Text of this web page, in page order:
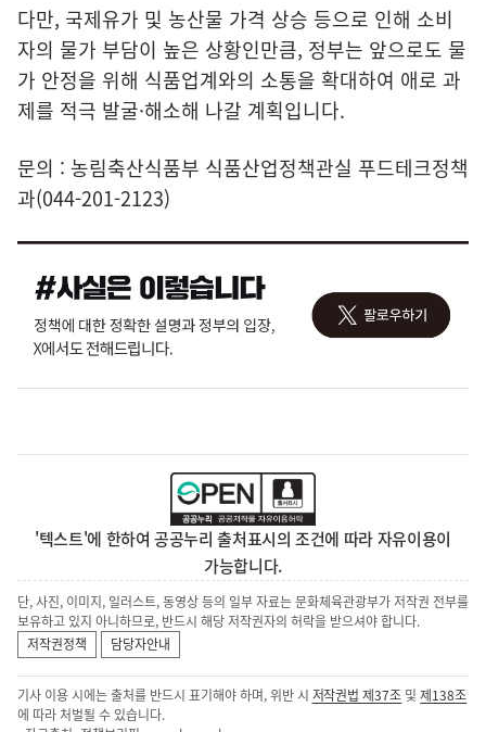
다만, 국제유가 및 농산물 가격 상승 등으로 인해 소비
자의 물가 부담이 높은 상황인만큼, 정부는 앞으로도 물
가 안정을 위해 식품업계와의 소통을 확대하여 애로 과
제를 적극 발굴·해소해 나갈 계획입니다.
문의 : 농림축산식품부 식품산업정책관실 푸드테크정책
과(044-201-2123)
'텍스트'에 한하여 공공누리 출처표시의 조건에 따라 자유이용이
가능합니다.
단, 사진, 이미지, 일러스트, 동영상 등의 일부 자료는 문화체육관광부가 저작권 전부를
보유하고 있지 아니하므로, 반드시 해당 저작권자의 허락을 받으셔야 합니다.
저작권정책
담당자안내
기사 이용 시에는 출처를 반드시 표기해야 하며, 위반 시 저작권법 제37조 및제138조
에 따라 처벌될 수 있습니다.